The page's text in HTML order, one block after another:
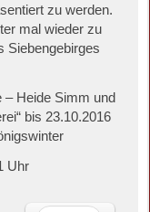
zu werden.
mal wieder zu
Siebengebirges
– Heide Simm und
bis 23.10.2016
Uhr